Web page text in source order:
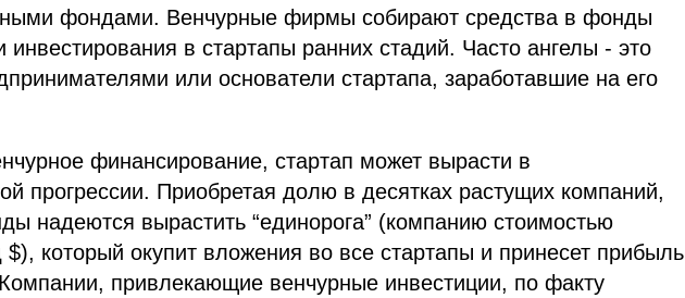
фондами. Венчурные фирмы собирают средства в фонды
инвестирования в стартапы ранних стадий. Часто ангелы - это
или основатели стартапа, заработавшие на его
финансирование, стартап может вырасти в
прогрессии. Приобретая долю в десятках растущих компаний,
надеются вырастить “единорога” (компанию стоимостью
который окупит вложения во все стартапы и принесет прибыль
привлекающие венчурные инвестиции, по факту